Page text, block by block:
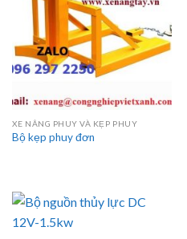
XE NÂNG PHUY VÀ KẸP PHUY
Bộ kẹp phuy đơn